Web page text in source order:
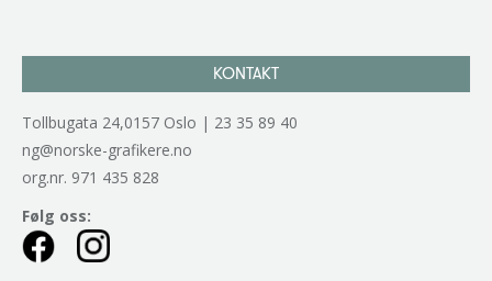
KONTAKT
Tollbugata 24,0157 Oslo | 23 35 89 40
ng@norske-grafikere.no
org.nr. 971 435 828
Følg oss: